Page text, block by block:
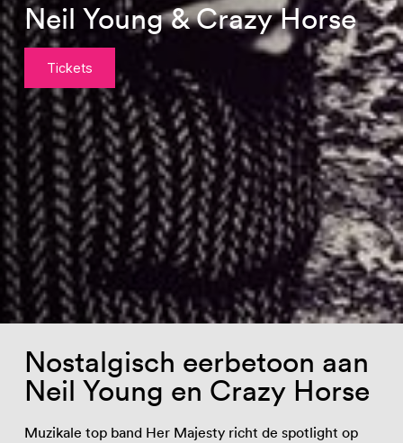
Neil Young & Crazy Horse
Tickets
Nostalgisch eerbetoon aan
Neil Young en Crazy Horse
Muzikale top band Her Majesty richt de spotlight op